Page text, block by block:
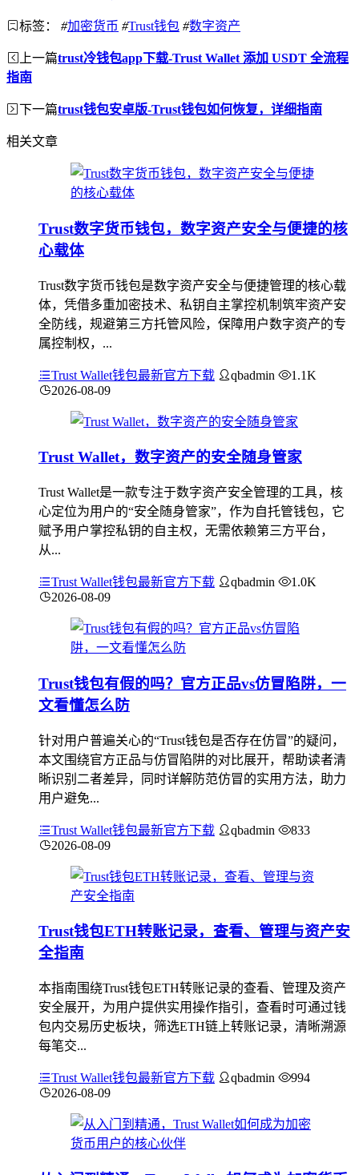
标签： #加密货币 #Trust钱包 #数字资产
上一篇trust冷钱包app下载-Trust Wallet 添加 USDT 全流程
指南
下一篇trust钱包安卓版-Trust钱包如何恢复，详细指南
相关文章
Trust数字货币钱包，数字资产安全与便捷的核
心载体
Trust数字货币钱包是数字资产安全与便捷管理的核心载
体，凭借多重加密技术、私钥自主掌控机制筑牢资产安
全防线，规避第三方托管风险，保障用户数字资产的专
属控制权，...
Trust Wallet钱包最新官方下载 qbadmin
1.1K
2026-08-09
Trust Wallet，数字资产的安全随身管家
Trust Wallet是一款专注于数字资产安全管理的工具，核
心定位为用户的“安全随身管家”，作为自托管钱包，它
赋予用户掌控私钥的自主权，无需依赖第三方平台，
从...
Trust Wallet钱包最新官方下载 qbadmin
1.0K
2026-08-09
Trust钱包有假的吗？官方正品vs仿冒陷阱，一
文看懂怎么防
针对用户普遍关心的“Trust钱包是否存在仿冒”的疑问，
本文围绕官方正品与仿冒陷阱的对比展开，帮助读者清
晰识别二者差异，同时详解防范仿冒的实用方法，助力
用户避免...
Trust Wallet钱包最新官方下载 qbadmin
833
2026-08-09
Trust钱包ETH转账记录，查看、管理与资产安
全指南
本指南围绕Trust钱包ETH转账记录的查看、管理及资产
安全展开，为用户提供实用操作指引，查看时可通过钱
包内交易历史板块，筛选ETH链上转账记录，清晰溯源
每笔交...
Trust Wallet钱包最新官方下载 qbadmin
994
2026-08-09